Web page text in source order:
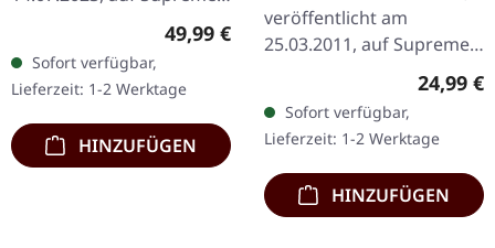
Chaos Records. SCR-
exklusives Bundle, 50
Exemplare, bestehend
aus: · Gelbes Vinyl…
Regulärer Preis:
49,99 €
Sofort verfügbar,
Lieferzeit: 1-2 Werktage
HINZUFÜGEN
WOODEN BOX SET
veröffentlicht am
25.03.2011, auf Supreme
Chaos Records. Der
Nachfolger von "Through
Forests Of Nonentities"
ist direkter…
24,99 €
Sofort verfügbar,
Lieferzeit: 1-2 Werktage
HINZUFÜGEN